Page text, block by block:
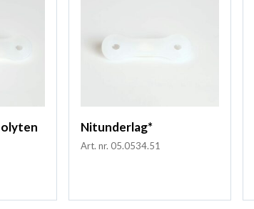
Nitunderlag*
Art. nr. 05.0534.51